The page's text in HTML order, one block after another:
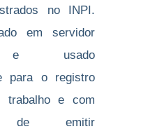
no INPI.
em servidor
e usado
para o registro
trabalho e com
de emitir